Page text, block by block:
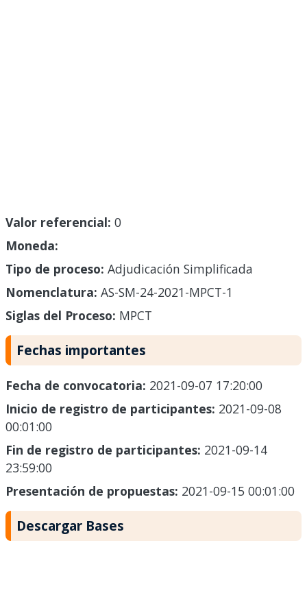
Valor referencial: 0
Moneda:
Tipo de proceso: Adjudicación Simplificada
Nomenclatura: AS-SM-24-2021-MPCT-1
Siglas del Proceso: MPCT
Fechas importantes
Fecha de convocatoria: 2021-09-07 17:20:00
Inicio de registro de participantes: 2021-09-08
00:01:00
Fin de registro de participantes: 2021-09-14
23:59:00
Presentación de propuestas: 2021-09-15 00:01:00
Descargar Bases